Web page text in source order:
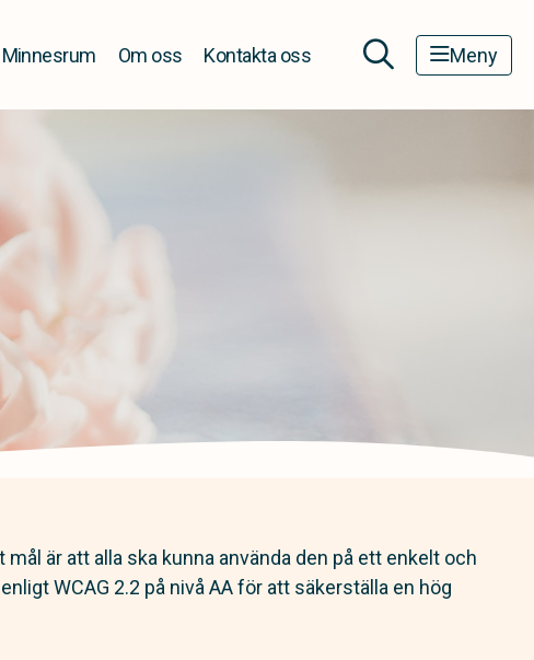
Minnesrum Om oss Kontakta oss Meny
är att alla ska kunna använda den på ett enkelt och
WCAG 2.2 på nivå AA för att säkerställa en hög